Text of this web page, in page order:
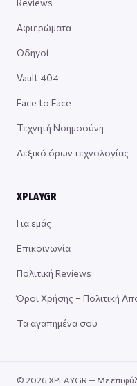
Αφιερώματα
Οδηγοί
Vault 404
Face to Face
Τεχνητή Νοημοσύνη
Λεξικό όρων τεχνολογίας
XPLAYGR
Για εμάς
Επικοινωνία
Πολιτική Reviews
Όροι Χρήσης – Πολιτική
Τα αγαπημένα σου
© 2026 XPLAYGR — Με